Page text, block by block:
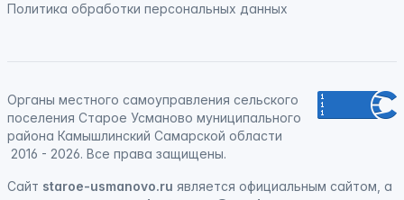
Политика обработки персональных данных
Органы местного самоуправления сельского
поселения Старое Усманово муниципального
района Камышлинский Самарской области
2016 - 2026. Все права защищены.
Сайт staroe-usmanovo.ru является официальным сайтом, а